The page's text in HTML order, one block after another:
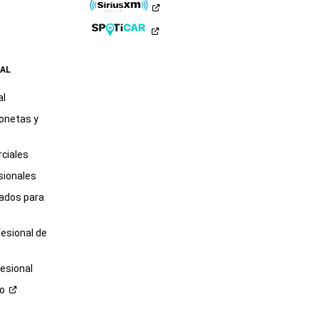
y
para
de